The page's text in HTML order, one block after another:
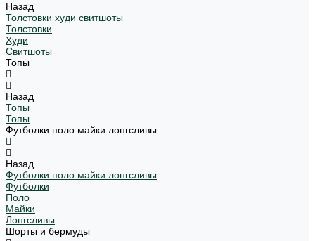
Назад
Толстовки худи свитшоты
Толстовки
Худи
Свитшоты
Топы
Назад
Топы
Топы
Футболки поло майки лонгсливы
Назад
Футболки поло майки лонгсливы
Футболки
Поло
Майки
Лонгсливы
Шорты и бермуды